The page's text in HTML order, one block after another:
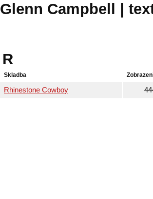
Glenn Campbell |
R
Skladba
Rhinestone Cowboy